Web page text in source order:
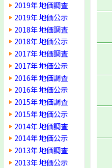
2019年 地価調査
2019年 地価公示
2018年 地価調査
2018年 地価公示
2017年 地価調査
2017年 地価公示
2016年 地価調査
2016年 地価公示
2015年 地価調査
2015年 地価公示
2014年 地価調査
2014年 地価公示
2013年 地価調査
2013年 地価公示